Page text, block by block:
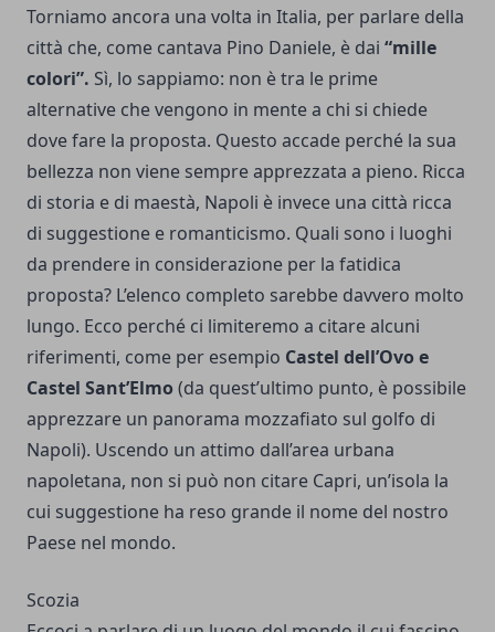
Torniamo ancora una volta in Italia, per parlare della
città che, come cantava Pino Daniele, è dai “mille
colori”. Sì, lo sappiamo: non è tra le prime
alternative che vengono in mente a chi si chiede
dove fare la proposta. Questo accade perché la sua
bellezza non viene sempre apprezzata a pieno. Ricca
di storia e di maestà, Napoli è invece una città ricca
di suggestione e romanticismo. Quali sono i luoghi
da prendere in considerazione per la fatidica
proposta? L’elenco completo sarebbe davvero molto
lungo. Ecco perché ci limiteremo a citare alcuni
riferimenti, come per esempio Castel dell’Ovo e
Castel Sant’Elmo (da quest’ultimo punto, è possibile
apprezzare un panorama mozzafiato sul golfo di
Napoli). Uscendo un attimo dall’area urbana
napoletana, non si può non citare Capri, un’isola la
cui suggestione ha reso grande il nome del nostro
Paese nel mondo.
Scozia